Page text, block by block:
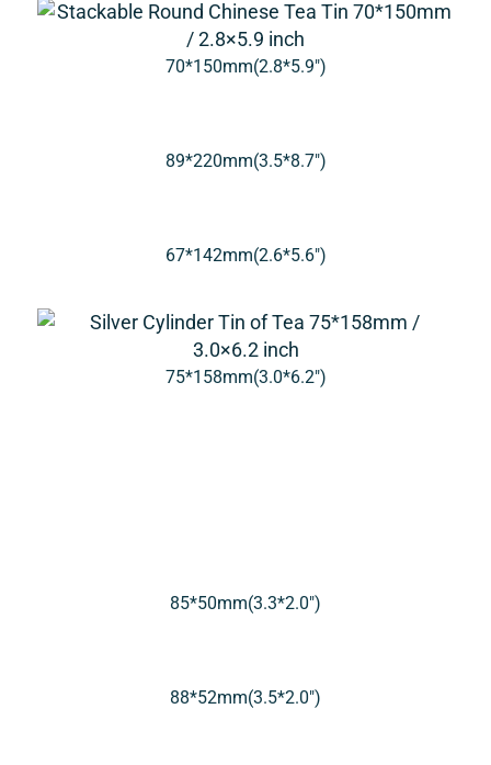
70*150mm(2.8*5.9″)
89*220mm(3.5*8.7″)
67*142mm(2.6*5.6″)
75*158mm(3.0*6.2″)
85*50mm(3.3*2.0″)
88*52mm(3.5*2.0″)